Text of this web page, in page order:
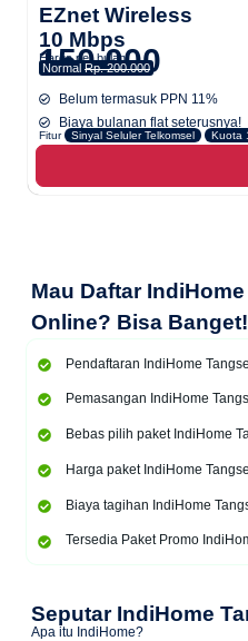
EZnet Wireless
10 Mbps
Harga per bulan
150.000
Normal Rp. 200.000
Belum termasuk PPN 11%
Biaya bulanan flat seterusnya!
Fitur Sinyal Seluler Telkomsel Kuota
Mau Daftar
Online? Bisa Banget!
Pendaftaran IndiHome
Pemasangan IndiHome
Bebas pilih paket IndiHome
Harga paket IndiHome
Biaya tagihan IndiHome
Tersedia Paket Promo
Seputar IndiHome
Apa itu IndiHome?